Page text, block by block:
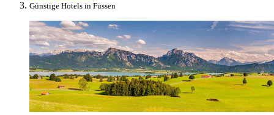
Günstige Hotels in Füssen